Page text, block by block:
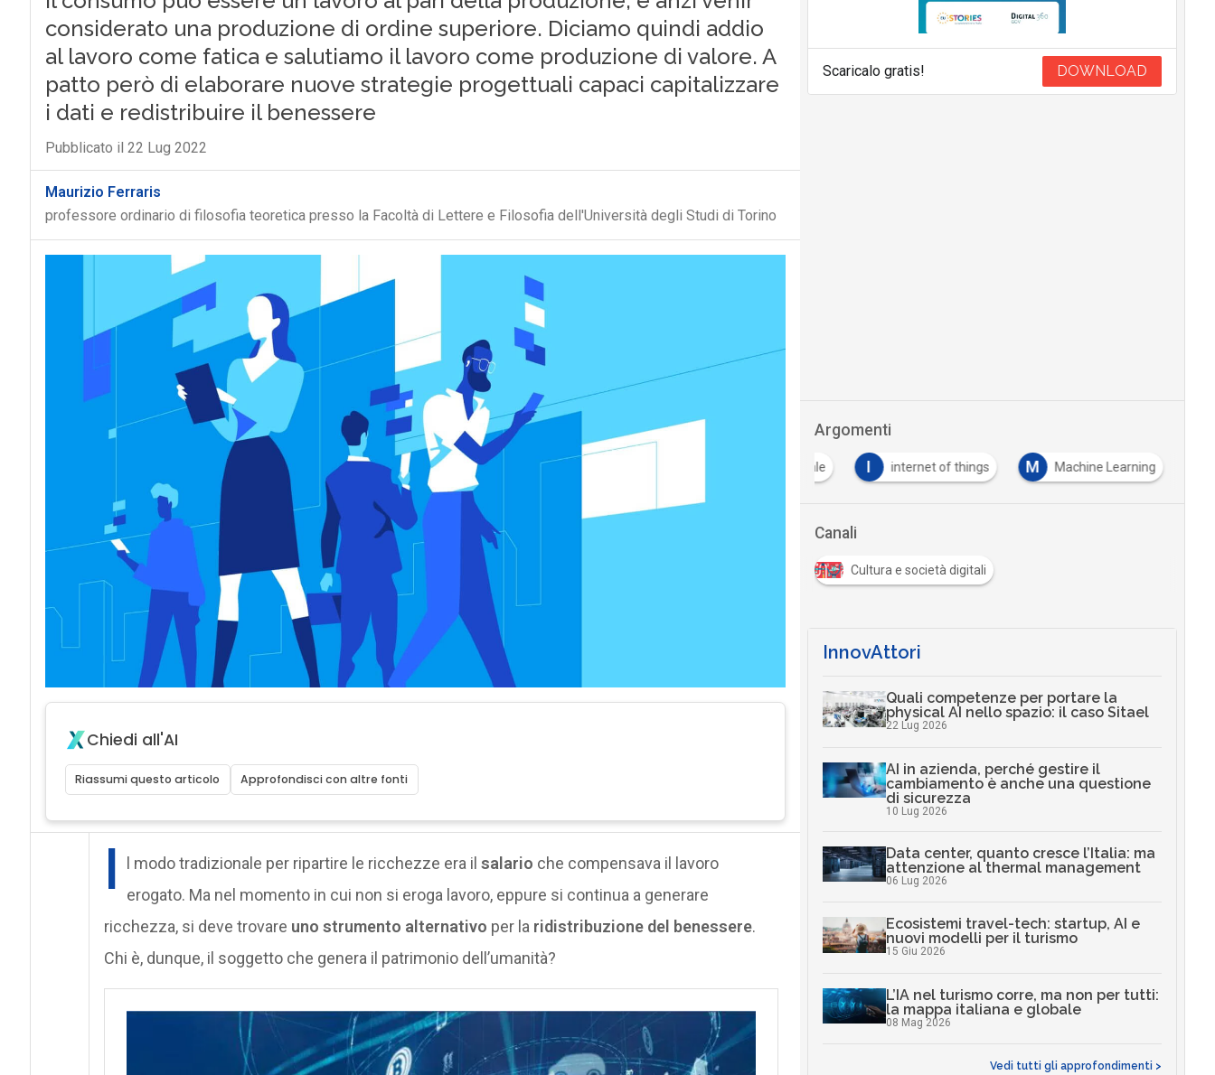
considerato una produzione di ordine superiore. Diciamo quindi addio
al lavoro come fatica e salutiamo il lavoro come produzione di valore. A
patto però di elaborare nuove strategie progettuali capaci capitalizzare
i dati e redistribuire il benessere
Pubblicato il 22 Lug 2022
Maurizio Ferraris
professore ordinario di filosofia teoretica presso la Facoltà di Lettere e Filosofia dell'Università degli Studi di Torino
Chiedi all'AI
Riassumi questo articolo Approfondisci con altre fonti
I l modo tradizionale per ripartire le ricchezze era il salario che compensava il lavoro
erogato. Ma nel momento in cui non si eroga lavoro, eppure si continua a generare
ricchezza, si deve trovare uno strumento alternativo per la ridistribuzione del benessere.
Chi è, dunque, il soggetto che genera il patrimonio dell’umanità?
Scaricalo gratis! DOWNLOAD
Argomenti
Intelligenza Artificiale internet of things M Machine Learning
Canali
Cultura e società digitali
InnovAttori
Quali competenze per portare la
physical AI nello spazio: il caso Sitael
22 Lug 2026
AI in azienda, perché gestire il
cambiamento è anche una questione
di sicurezza
10 Lug 2026
Data center, quanto cresce l’Italia: ma
attenzione al thermal management
06 Lug 2026
Ecosistemi travel-tech: startup, AI e
nuovi modelli per il turismo
15 Giu 2026
L’IA nel turismo corre, ma non per tutti:
la mappa italiana e globale
08 Mag 2026
Vedi tutti gli approfondimenti >